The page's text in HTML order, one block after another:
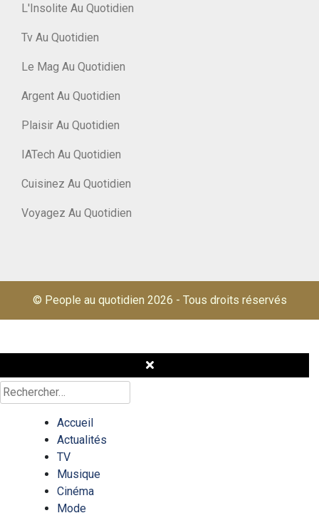
L'Insolite Au Quotidien
Tv Au Quotidien
Le Mag Au Quotidien
Argent Au Quotidien
Plaisir Au Quotidien
IATech Au Quotidien
Cuisinez Au Quotidien
Voyagez Au Quotidien
© People au quotidien 2026 - Tous droits réservés
Rechercher :
Accueil
Actualités
TV
Musique
Cinéma
Mode